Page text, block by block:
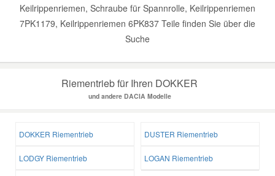
Keilrippenriemen, Schraube für Spannrolle, Keilrippenriemen
7PK1179, Keilrippenriemen 6PK837 Teile finden Sie über die
Suche
Riementrieb für Ihren DOKKER
und andere DACIA Modelle
DOKKER Riementrieb DUSTER Riementrieb
LODGY Riementrieb LOGAN Riementrieb